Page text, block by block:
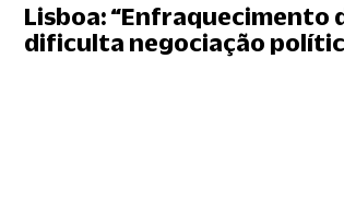
Lisboa: “Enfraquecimento
dificulta negociação